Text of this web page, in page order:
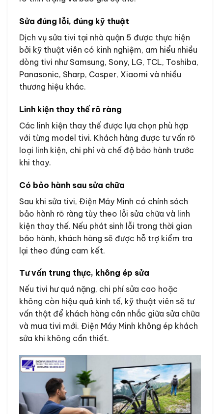
Sửa đúng lỗi, đúng kỹ thuật
Dịch vụ sửa tivi tại nhà quận 5 được thực hiện
bởi kỹ thuật viên có kinh nghiệm, am hiểu nhiều
dòng tivi như Samsung, Sony, LG, TCL, Toshiba,
Panasonic, Sharp, Casper, Xiaomi và nhiều
thương hiệu khác.
Linh kiện thay thế rõ ràng
Các linh kiện thay thế được lựa chọn phù hợp
với từng model tivi. Khách hàng được tư vấn rõ
loại linh kiện, chi phí và chế độ bảo hành trước
khi thay.
Có bảo hành sau sửa chữa
Sau khi sửa tivi, Điện Máy Minh có chính sách
bảo hành rõ ràng tùy theo lỗi sửa chữa và linh
kiện thay thế. Nếu phát sinh lỗi trong thời gian
bảo hành, khách hàng sẽ được hỗ trợ kiểm tra
lại theo đúng cam kết.
Tư vấn trung thực, không ép sửa
Nếu tivi hư quá nặng, chi phí sửa cao hoặc
không còn hiệu quả kinh tế, kỹ thuật viên sẽ tư
vấn thật để khách hàng cân nhắc giữa sửa chữa
và mua tivi mới. Điện Máy Minh không ép khách
sửa khi không cần thiết.